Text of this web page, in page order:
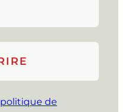
politique de